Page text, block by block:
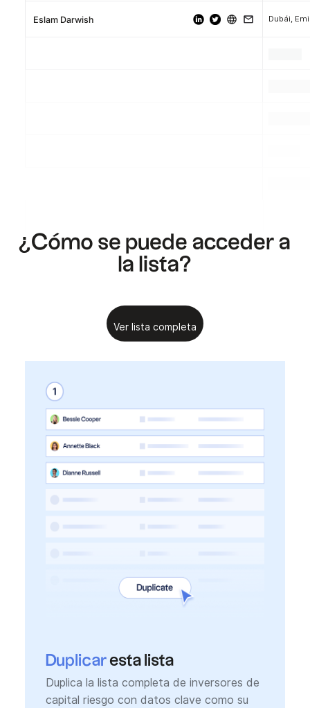
Eslam Darwish Dubái,
¿Cómo se puede acceder a
la lista?
Ver lista completa
Duplicaresta lista
Duplica la lista completa de inversores de
capital riesgo con datos clave como su